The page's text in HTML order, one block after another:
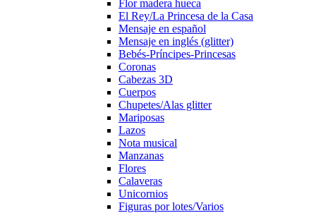
Flor madera hueca
El Rey/La Princesa de la Casa
Mensaje en español
Mensaje en inglés (glitter)
Bebés-Príncipes-Princesas
Coronas
Cabezas 3D
Cuerpos
Chupetes/Alas glitter
Mariposas
Lazos
Nota musical
Manzanas
Flores
Calaveras
Unicornios
Figuras por lotes/Varios